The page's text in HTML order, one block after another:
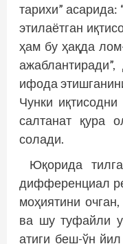
тарихи” асарида:
этилаётган
ҳам бу ҳақда
ифода
Чунки
салтанат қура
солади.
Юқорида
дифференциал
моҳиятини
ва шу туфайли
атиги беш-ўн